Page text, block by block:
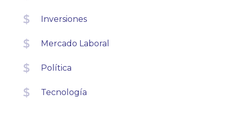
Inversiones
Mercado Laboral
Política
Tecnología